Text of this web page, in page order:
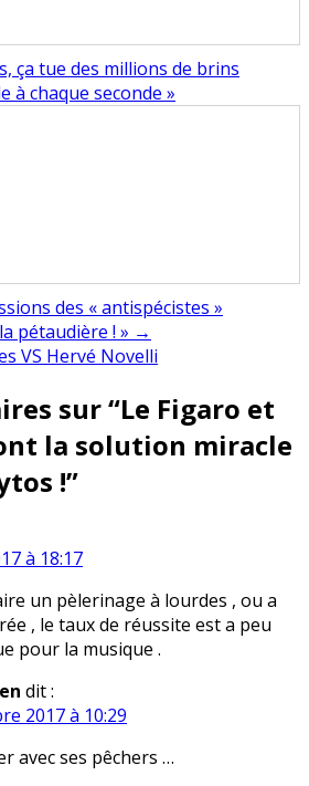
ça tue des millions de brins
à chaque seconde »
des « antispécistes »
pétaudière ! » →
VS Hervé Novelli
sur “Le Figaro et
la solution miracle
!”
à 18:17
un pèlerinage à lourdes , ou a
, le taux de réussite est a peu
pour la musique .
dit :
2017 à 10:29
avec ses pêchers …